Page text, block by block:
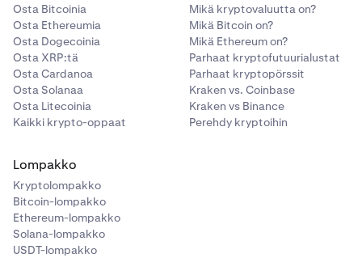
Osta Bitcoinia
Osta Ethereumia
Osta Dogecoinia
Osta XRP:tä
Osta Cardanoa
Osta Solanaa
Osta Litecoinia
Kaikki krypto-oppaat
Mikä kryptovaluutta on?
Mikä Bitcoin on?
Mikä Ethereum on?
Parhaat kryptofutuurialustat
Parhaat kryptopörssit
Kraken vs. Coinbase
Kraken vs Binance
Perehdy kryptoihin
Lompakko
Kryptolompakko
Bitcoin-lompakko
Ethereum-lompakko
Solana-lompakko
USDT-lompakko